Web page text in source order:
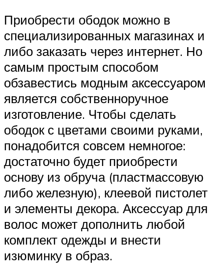
Приобрести ободок можно в
специализированных магазинах и
либо заказать через интернет. Но
самым простым способом
обзавестись модным аксессуаром
является собственноручное
изготовление. Чтобы сделать
ободок с цветами своими руками,
понадобится совсем немногое:
достаточно будет приобрести
основу из обруча (пластмассовую
либо железную), клеевой пистолет
и элементы декора. Аксессуар для
волос может дополнить любой
комплект одежды и внести
изюминку в образ.